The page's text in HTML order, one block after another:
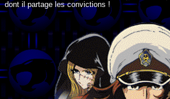
dont il partage les convictions !